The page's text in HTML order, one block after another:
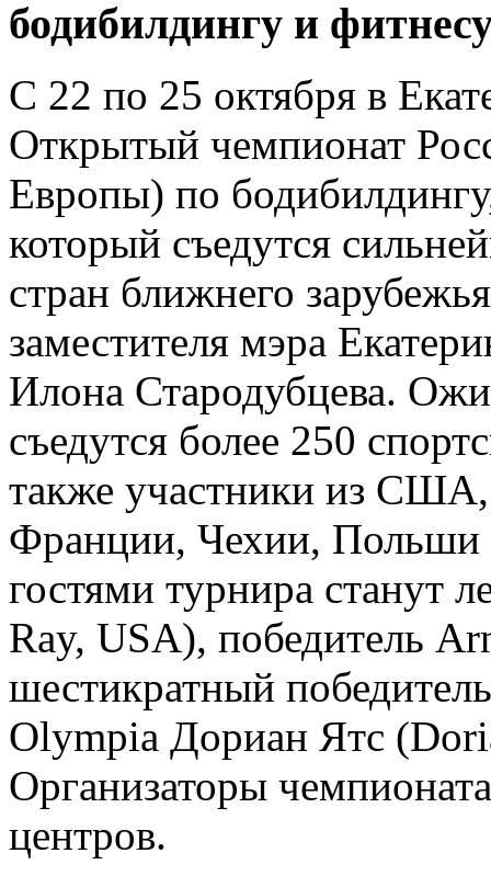
бодибилдингу и
С 22 по 25 октября в
Открытый чемпионат
Европы) по
который съедутся
стран ближнего
заместителя мэра
Илона Стародубцева.
съедутся более 250
также участники из
Франции, Чехии, Польши
гостями турнира станут
Ray, USA), победитель
шестикратный
Olympia Дориан Ятс
Организаторы
центров.